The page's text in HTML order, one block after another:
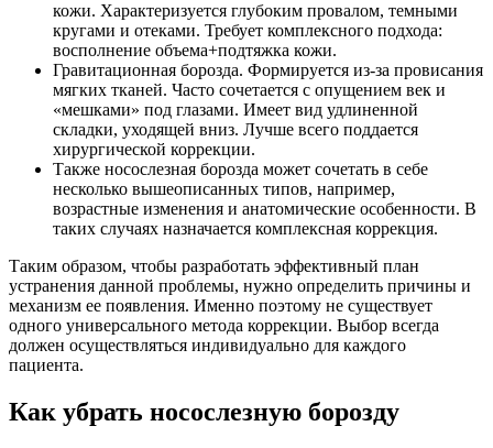
кожи. Характеризуется глубоким провалом, темными
кругами и отеками. Требует комплексного подхода:
восполнение объема+подтяжка кожи.
Гравитационная борозда. Формируется из-за провисания
мягких тканей. Часто сочетается с опущением век и
«мешками» под глазами. Имеет вид удлиненной
складки, уходящей вниз. Лучше всего поддается
хирургической коррекции.
Также носослезная борозда может сочетать в себе
несколько вышеописанных типов, например,
возрастные изменения и анатомические особенности. В
таких случаях назначается комплексная коррекция.
Таким образом, чтобы разработать эффективный план
устранения данной проблемы, нужно определить причины и
механизм ее появления. Именно поэтому не существует
одного универсального метода коррекции. Выбор всегда
должен осуществляться индивидуально для каждого
пациента.
Как убрать носослезную борозду